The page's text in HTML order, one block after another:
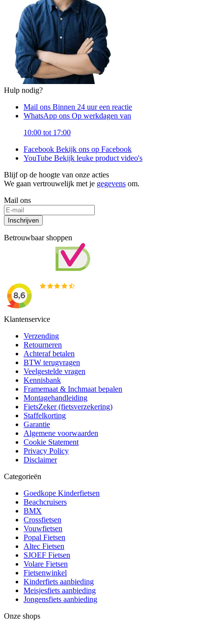
Hulp nodig?
Mail ons Binnen 24 uur een reactie
WhatsApp ons Op werkdagen van
10:00 tot 17:00
Facebook Bekijk ons op Facebook
YouTube Bekijk leuke product video's
Blijf op de hoogte van onze acties
We gaan vertrouwelijk met je gegevens om.
Mail ons
Inschrijven
Betrouwbaar shoppen
Klantenservice
Verzending
Retourneren
Achteraf betalen
BTW terugvragen
Veelgestelde vragen
Kennisbank
Framemaat & Inchmaat bepalen
Montagehandleiding
FietsZeker (fietsverzekering)
Staffelkorting
Garantie
Algemene voorwaarden
Cookie Statement
Privacy Policy
Disclaimer
Categorieën
Goedkope Kinderfietsen
Beachcruisers
BMX
Crossfietsen
Vouwfietsen
Popal Fietsen
Altec Fietsen
SJOEF Fietsen
Volare Fietsen
Fietsenwinkel
Kinderfiets aanbieding
Meisjesfiets aanbieding
Jongensfiets aanbieding
Onze shops